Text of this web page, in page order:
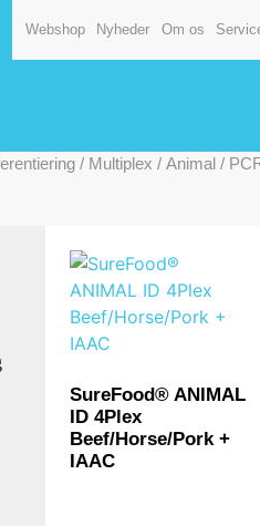
Webshop Nyheder Om os
/ Multiplex / Animal /
SureFood® ANIMAL
ID 4Plex
Beef/Horse/Pork +
IAAC